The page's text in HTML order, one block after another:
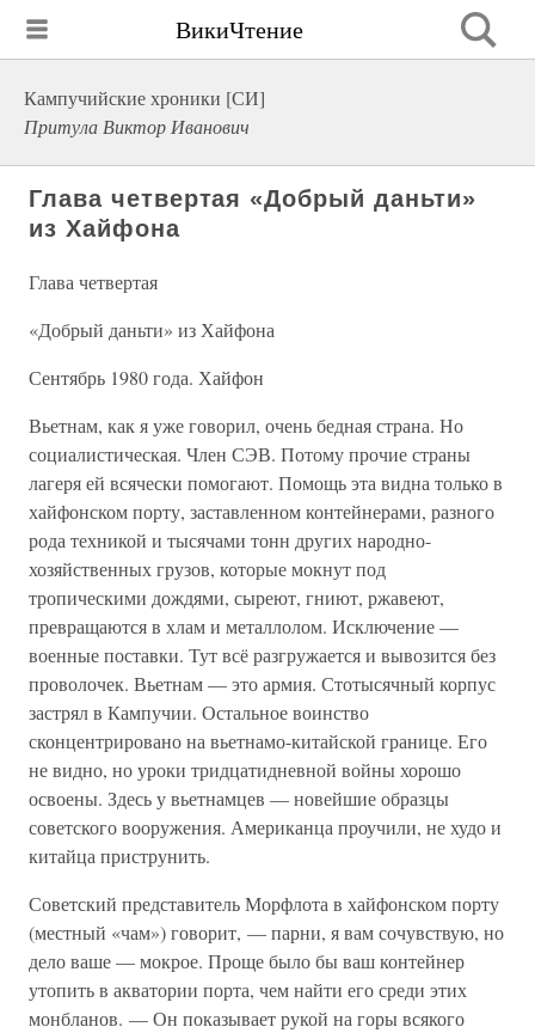
ВикиЧтение
Кампучийские хроники [СИ]
Притула Виктор Иванович
Глава четвертая «Добрый даньти»
из Хайфона
Глава четвертая
«Добрый даньти» из Хайфона
Сентябрь 1980 года. Хайфон
Вьетнам, как я уже говорил, очень бедная страна. Но
социалистическая. Член СЭВ. Потому прочие страны
лагеря ей всячески помогают. Помощь эта видна только в
хайфонском порту, заставленном контейнерами, разного
рода техникой и тысячами тонн других народно-
хозяйственных грузов, которые мокнут под
тропическими дождями, сыреют, гниют, ржавеют,
превращаются в хлам и металлолом. Исключение —
военные поставки. Тут всё разгружается и вывозится без
проволочек. Вьетнам — это армия. Стотысячный корпус
застрял в Кампучии. Остальное воинство
сконцентрировано на вьетнамо-китайской границе. Его
не видно, но уроки тридцатидневной войны хорошо
освоены. Здесь у вьетнамцев — новейшие образцы
советского вооружения. Американца проучили, не худо и
китайца приструнить.
Советский представитель Морфлота в хайфонском порту
(местный «чам») говорит, — парни, я вам сочувствую, но
дело ваше — мокрое. Проще было бы ваш контейнер
утопить в акватории порта, чем найти его среди этих
монбланов. — Он показывает рукой на горы всякого